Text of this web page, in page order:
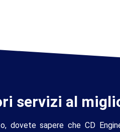
servizi al
dovete sapere che CD